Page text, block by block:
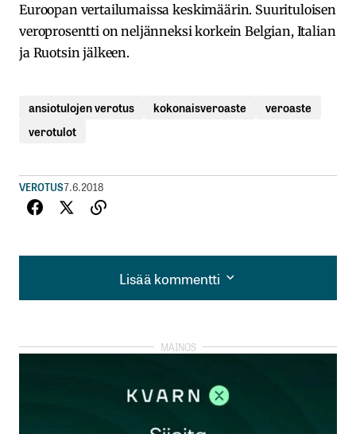
Euroopan vertailumaissa keskimäärin. Suurituloisen
veroprosentti on neljänneksi korkein Belgian, Italian
ja Ruotsin jälkeen.
ansiotulojen verotus kokonaisveroaste
veroaste
verotulot
VEROTUS7.6.2018
Lisää kommentti
Lisää kommentti
kirjautua
rekisteröityä